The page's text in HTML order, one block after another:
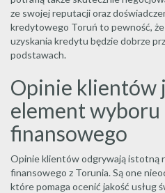
ze swojej reputacji oraz
kredytowego Toruń to pewność, że
uzyskania kredytu będzie dobrze
podstawach.
Opinie klientów
element wyboru
finansowego
Opinie klientów odgrywają istotną
finansowego z Torunia. Są one
które pomaga ocenić jakość usług